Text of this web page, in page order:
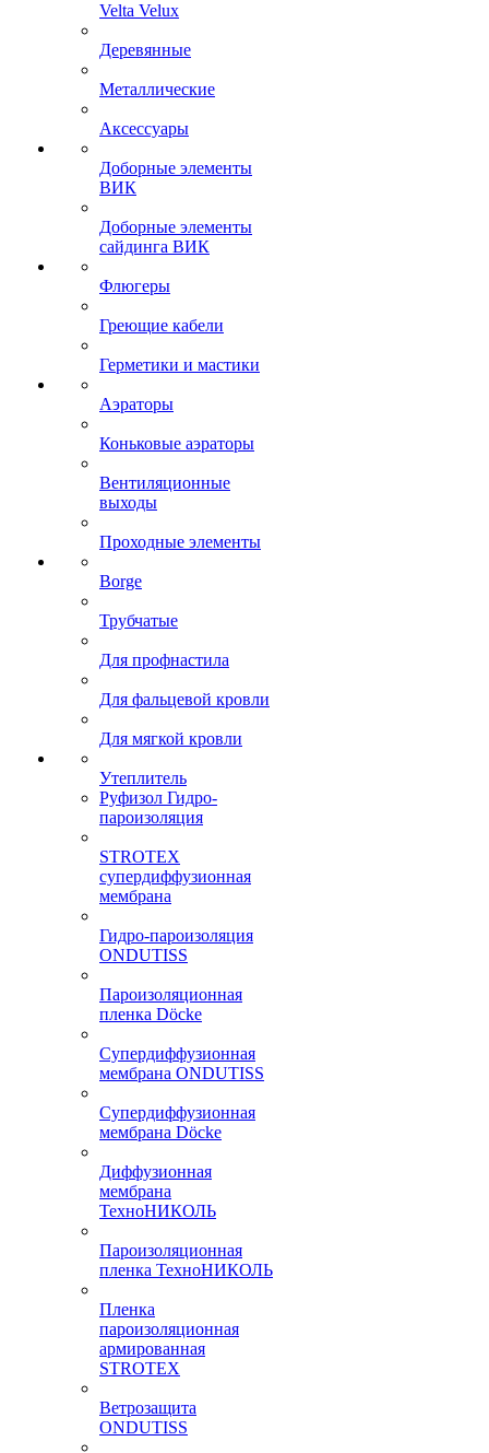
Velta Velux
Деревянные
Металлические
Аксессуары
Доборные элементы
ВИК
Доборные элементы
сайдинга ВИК
Флюгеры
Греющие кабели
Герметики и мастики
Аэраторы
Коньковые аэраторы
Вентиляционные
выходы
Проходные элементы
Borge
Трубчатые
Для профнастила
Для фальцевой кровли
Для мягкой кровли
Утеплитель
Руфизол Гидро-
пароизоляция
STROTEX
супердиффузионная
мембрана
Гидро-пароизоляция
ONDUTISS
Пароизоляционная
пленка Döcke
Супердиффузионная
мембрана ONDUTISS
Супердиффузионная
мембрана Döcke
Диффузионная
мембрана
ТехноНИКОЛЬ
Пароизоляционная
пленка ТехноНИКОЛЬ
Пленка
пароизоляционная
армированная
STROTEX
Ветрозащита
ONDUTISS